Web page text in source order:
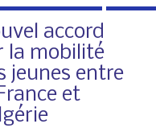
accord
la mobilité
jeunes entre
et